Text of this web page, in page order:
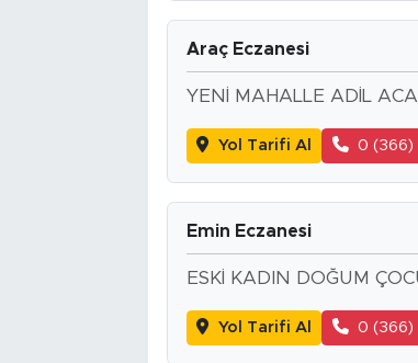
Araç Eczanesi
YENİ MAHALLE ADİL
Yol Tarifi Al 0 (366)
Emin Eczanesi
ESKİ KADIN DOĞUM
Yol Tarifi Al 0 (366)